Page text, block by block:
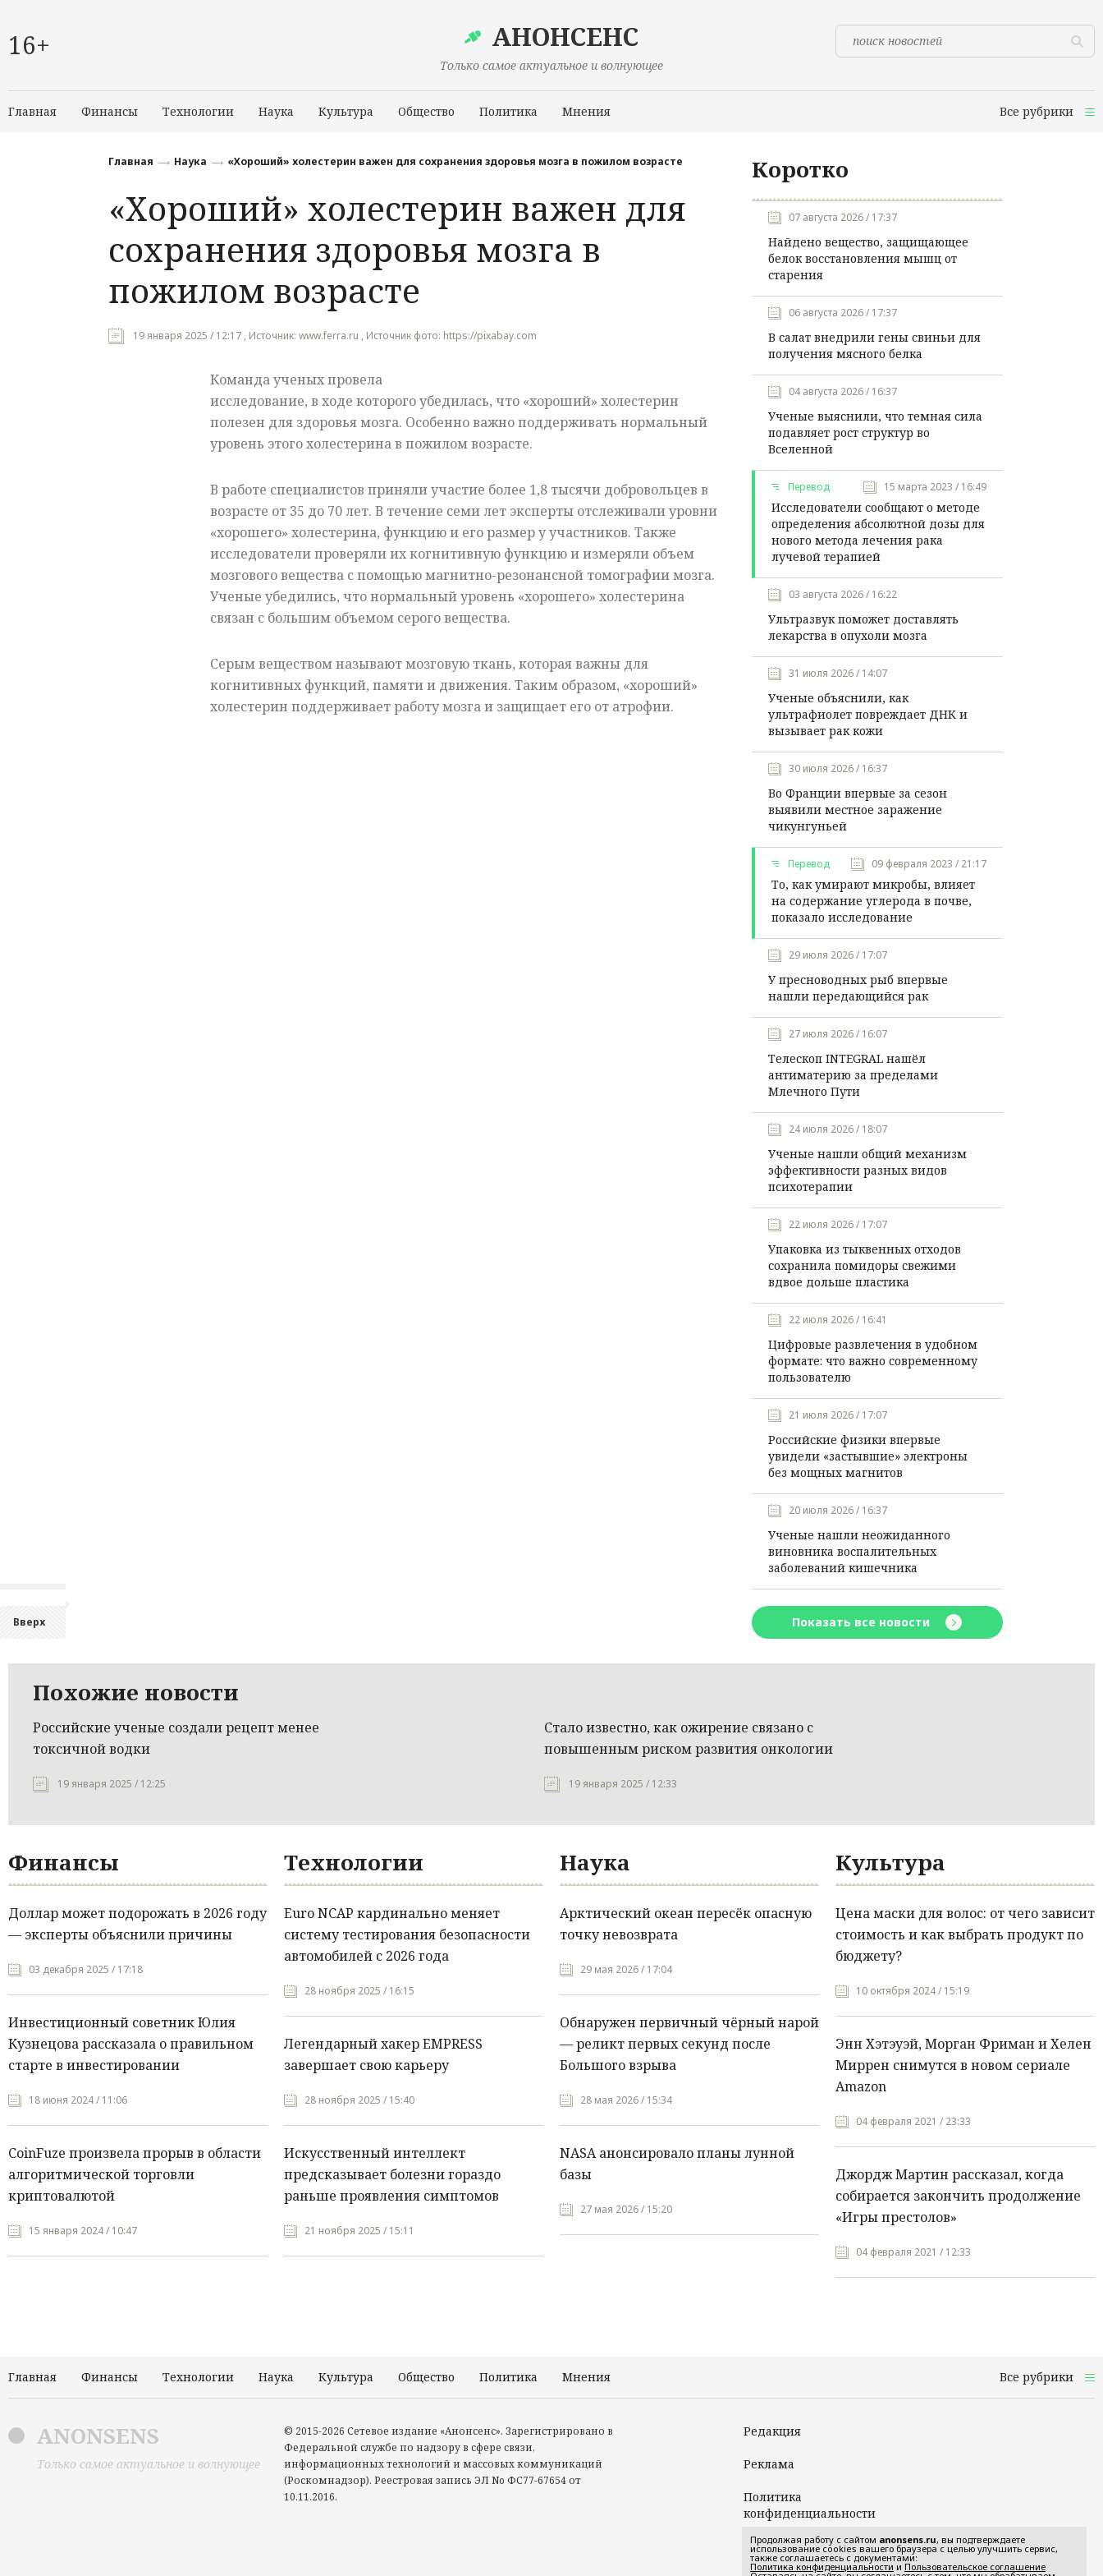
16+ АНОНСЕНС
Только самое актуальное и волнующее
Главная Финансы Технологии Наука Культура Общество Политика Мнения Все рубрики
Происшествия
Вверх
Главная Наука «Хороший» холестерин важен для сохранения здоровья мозга в пожилом возрасте
«Хороший» холестерин важен для
сохранения здоровья мозга в
пожилом возрасте
19 января 2025 / 12:17 , Источник: www.ferra.ru , Источник фото: https://pixabay.com
Команда ученых провела
исследование, в ходе которого убедилась, что «хороший» холестерин
полезен для здоровья мозга. Особенно важно поддерживать нормальный
уровень этого холестерина в пожилом возрасте.
В работе специалистов приняли участие более 1,8 тысячи добровольцев в
возрасте от 35 до 70 лет. В течение семи лет эксперты отслеживали уровни
«хорошего» холестерина, функцию и его размер у участников. Также
исследователи проверяли их когнитивную функцию и измеряли объем
мозгового вещества с помощью магнитно-резонансной томографии мозга.
Ученые убедились, что нормальный уровень «хорошего» холестерина
связан с большим объемом серого вещества.
Серым веществом называют мозговую ткань, которая важны для
когнитивных функций, памяти и движения. Таким образом, «хороший»
холестерин поддерживает работу мозга и защищает его от атрофии.
Коротко
07 августа 2026 / 17:37
Найдено вещество, защищающее
белок восстановления мышц от
старения
06 августа 2026 / 17:37
В салат внедрили гены свиньи для
получения мясного белка
04 августа 2026 / 16:37
Ученые выяснили, что темная сила
подавляет рост структур во
Вселенной
Перевод 15 марта 2023 / 16:49
Исследователи сообщают о методе
определения абсолютной дозы для
нового метода лечения рака
лучевой терапией
03 августа 2026 / 16:22
Ультразвук поможет доставлять
лекарства в опухоли мозга
31 июля 2026 / 14:07
Ученые объяснили, как
ультрафиолет повреждает ДНК и
вызывает рак кожи
30 июля 2026 / 16:37
Во Франции впервые за сезон
выявили местное заражение
чикунгуньей
Перевод 09 февраля 2023 / 21:17
То, как умирают микробы, влияет
на содержание углерода в почве,
показало исследование
29 июля 2026 / 17:07
У пресноводных рыб впервые
нашли передающийся рак
27 июля 2026 / 16:07
Телескоп INTEGRAL нашёл
антиматерию за пределами
Млечного Пути
24 июля 2026 / 18:07
Ученые нашли общий механизм
эффективности разных видов
психотерапии
22 июля 2026 / 17:07
Упаковка из тыквенных отходов
сохранила помидоры свежими
вдвое дольше пластика
22 июля 2026 / 16:41
Цифровые развлечения в удобном
формате: что важно современному
пользователю
21 июля 2026 / 17:07
Российские физики впервые
увидели «застывшие» электроны
без мощных магнитов
20 июля 2026 / 16:37
Ученые нашли неожиданного
виновника воспалительных
заболеваний кишечника
Показать все новости
Похожие новости
Российские ученые создали рецепт менее
токсичной водки
19 января 2025 / 12:25
Стало известно, как ожирение связано с
повышенным риском развития онкологии
19 января 2025 / 12:33
Финансы
Доллар может подорожать в 2026 году
— эксперты объяснили причины
03 декабря 2025 / 17:18
Инвестиционный советник Юлия
Кузнецова рассказала о правильном
старте в инвестировании
18 июня 2024 / 11:06
CoinFuze произвела прорыв в области
алгоритмической торговли
криптовалютой
15 января 2024 / 10:47
Технологии
Euro NCAP кардинально меняет
систему тестирования безопасности
автомобилей с 2026 года
28 ноября 2025 / 16:15
Легендарный хакер EMPRESS
завершает свою карьеру
28 ноября 2025 / 15:40
Искусственный интеллект
предсказывает болезни гораздо
раньше проявления симптомов
21 ноября 2025 / 15:11
Наука
Арктический океан пересёк опасную
точку невозврата
29 мая 2026 / 17:04
Обнаружен первичный чёрный нарой
— реликт первых секунд после
Большого взрыва
28 мая 2026 / 15:34
NASA анонсировало планы лунной
базы
27 мая 2026 / 15:20
Культура
Цена маски для волос: от чего зависит
стоимость и как выбрать продукт по
бюджету?
10 октября 2024 / 15:19
Энн Хэтэуэй, Морган Фриман и Хелен
Миррен снимутся в новом сериале
Amazon
04 февраля 2021 / 23:33
Джордж Мартин рассказал, когда
собирается закончить продолжение
«Игры престолов»
04 февраля 2021 / 12:33
Главная Финансы Технологии Наука Культура Общество Политика Мнения Все рубрики
ANONSENS
Только самое актуальное и волнующее
© 2015-2026 Сетевое издание «Анонсенс». Зарегистрировано в
Федеральной службе по надзору в сфере связи,
информационных технологий и массовых коммуникаций
(Роскомнадзор). Реестровая запись ЭЛ No ФС77-67654 от
10.11.2016.
Редакция
Реклама
Политика
конфиденциальности
Пользовательское
соглашение
Продолжая работу с сайтом anonsens.ru, вы подтверждаете
использование cookies вашего браузера с целью улучшить сервис,
также соглашаетесь с документами:
Политика конфиденциальности и Пользовательское соглашение